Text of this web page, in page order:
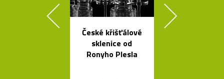
České křišťálové
sklenice od
Ronyho Plesla